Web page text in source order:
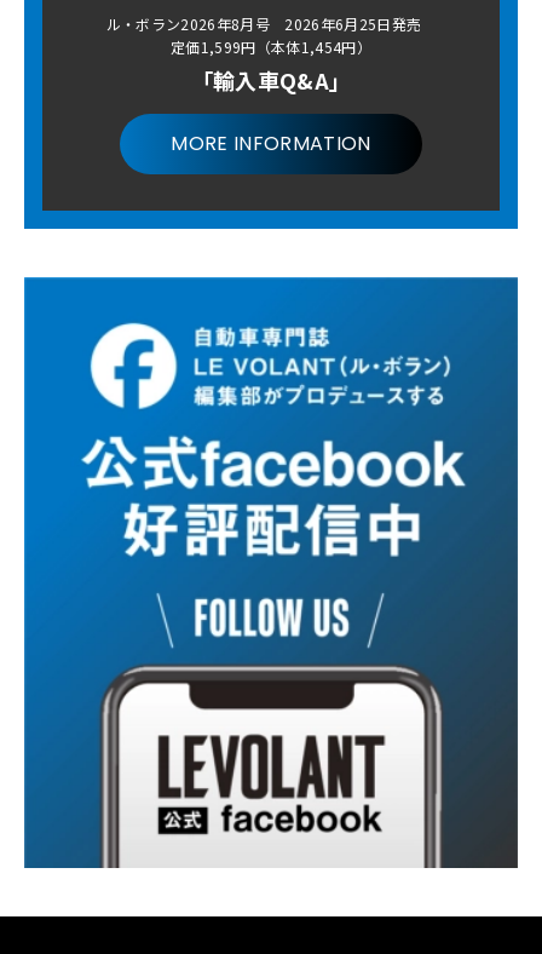
ル・ボラン2026年8月号 2026年6月25日発売
定価1,599円（本体1,454円）
「輸入車Q&A」
MORE INFORMATION